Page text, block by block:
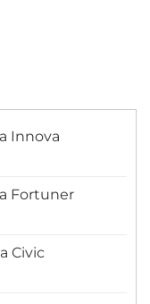
Innova
Fortuner
Civic